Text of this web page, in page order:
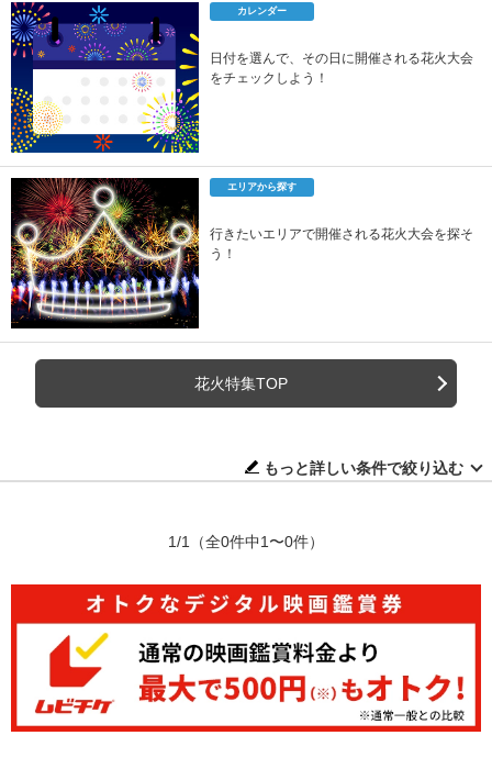
カレンダー
日付を選んで、その日に開催される花火大会
をチェックしよう！
エリアから探す
行きたいエリアで開催される花火大会を探そ
う！
花火特集TOP
もっと詳しい条件で絞り込む
1/1 （全0件中1〜0件）